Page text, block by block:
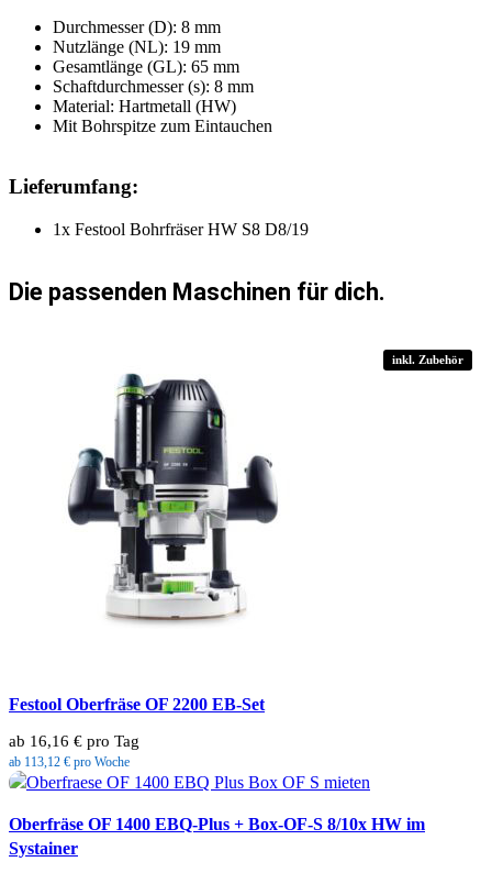
Durchmesser (D): 8 mm
Nutzlänge (NL): 19 mm
Gesamtlänge (GL): 65 mm
Schaftdurchmesser (s): 8 mm
Material: Hartmetall (HW)
Mit Bohrspitze zum Eintauchen
Lieferumfang:
1x Festool Bohrfräser HW S8 D8/19
Die passenden Maschinen für dich.
inkl. Zubehör
Festool Oberfräse OF 2200 EB-Set
ab 16,16 € pro Tag
ab 113,12 € pro Woche
Oberfräse OF 1400 EBQ-Plus + Box-OF-S 8/10x HW im
Systainer